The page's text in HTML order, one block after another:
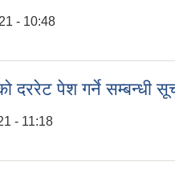
- 10:48
दररेट पेश गर्ने सम्बन्धी
- 11:18